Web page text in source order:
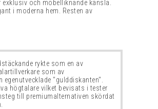
och möbelliknande känsla.
i moderna hem. Resten av
rykte som en av
som av
egenutvecklade "gulddiskanten".
högtalare vilket bevisats i tester
till premiumalternativen skördat